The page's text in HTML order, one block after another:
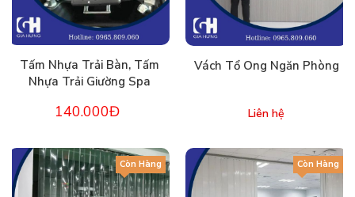
Tấm Nhựa Trải Bàn, Tấm
Nhựa Trải Giường Spa
140.000Đ
Vách Tổ Ong Ngăn Phòng
Liên hệ
Còn Hàng Còn Hàng